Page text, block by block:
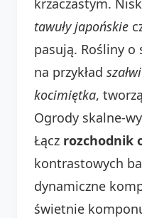
tawuły japońskie
pasują. Rośliny o
na przykład
kocimiętka,
Ogrody skalne-
Łącz rozchodnik
kontrastowych
dynamiczne
świetnie